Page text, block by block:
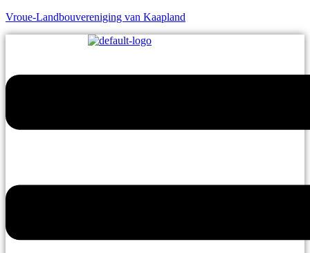
Vroue-Landbouvereniging van Kaapland